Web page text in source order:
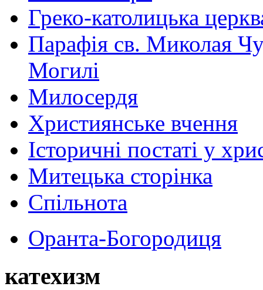
Греко-католицька
Парафія св. Миколая
Могилі
Милосердя
Християнське вчення
Історичні постаті у
Митецька сторінка
Спільнота
Оранта-Богородиця
катехизм